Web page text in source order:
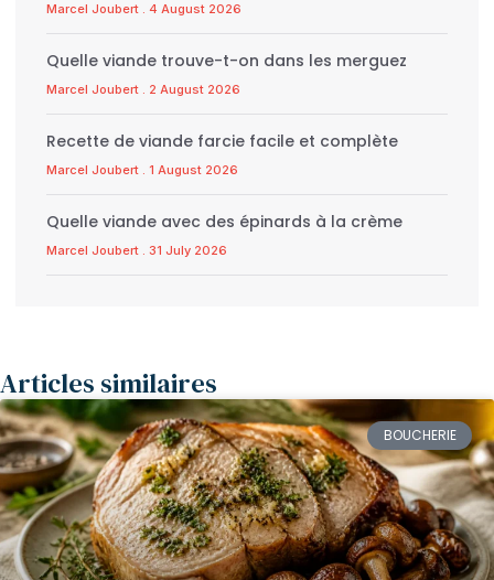
Marcel Joubert 4 August 2026
Quelle viande trouve-t-on dans les merguez
Marcel Joubert 2 August 2026
Recette de viande farcie facile et complète
Marcel Joubert 1 August 2026
Quelle viande avec des épinards à la crème
Marcel Joubert 31 July 2026
Articles similaires
BOUCHERIE